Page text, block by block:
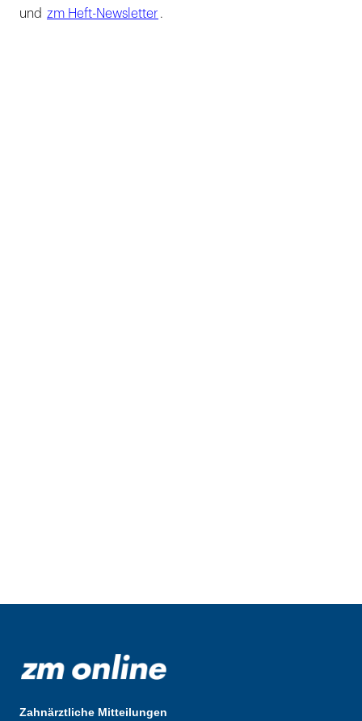
und zm Heft-Newsletter .
Zahnärztliche Mitteilungen